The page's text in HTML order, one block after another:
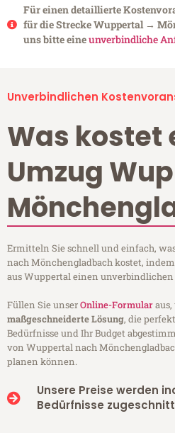
Für einen detaillierte
für die Strecke Wuppertal →
uns bitte eineunverbindliche
Unverbindlichen
Was kostet
Umzug
Ermitteln Sie schnell und einfach,
nach Mönchengladbach kostet,
aus Wuppertal einen
Füllen Sie unserOnline-Formular
maßgeschneiderte Lösung, die
Bedürfnisse und Ihr Budget
von Wuppertal nach
planen können.
Unsere Preise werden
Bedürfnisse